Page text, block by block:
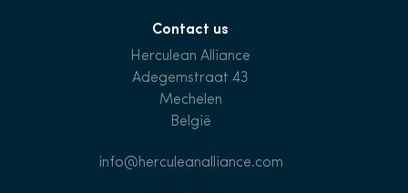
Contact us
Herculean Alliance
Adegemstraat 43
Mechelen
België
info@herculeanalliance.com